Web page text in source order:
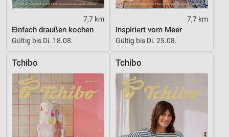
7,7 km
Einfach draußen kochen
Gültig bis Di. 18.08.
7,7 km
Inspiriert vom Meer
Gültig bis Di. 25.08.
Tchibo Tchibo